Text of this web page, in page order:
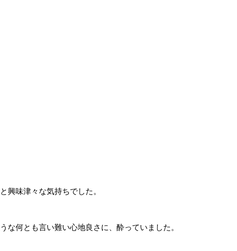
興味津々な気持ちでした。
何とも言い難い心地良さに、酔っていました。